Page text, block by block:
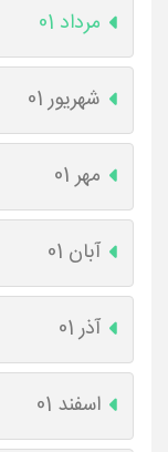
مرداد 01
شهریور 01
مهر 01
آبان 01
آذر 01
اسفند 01